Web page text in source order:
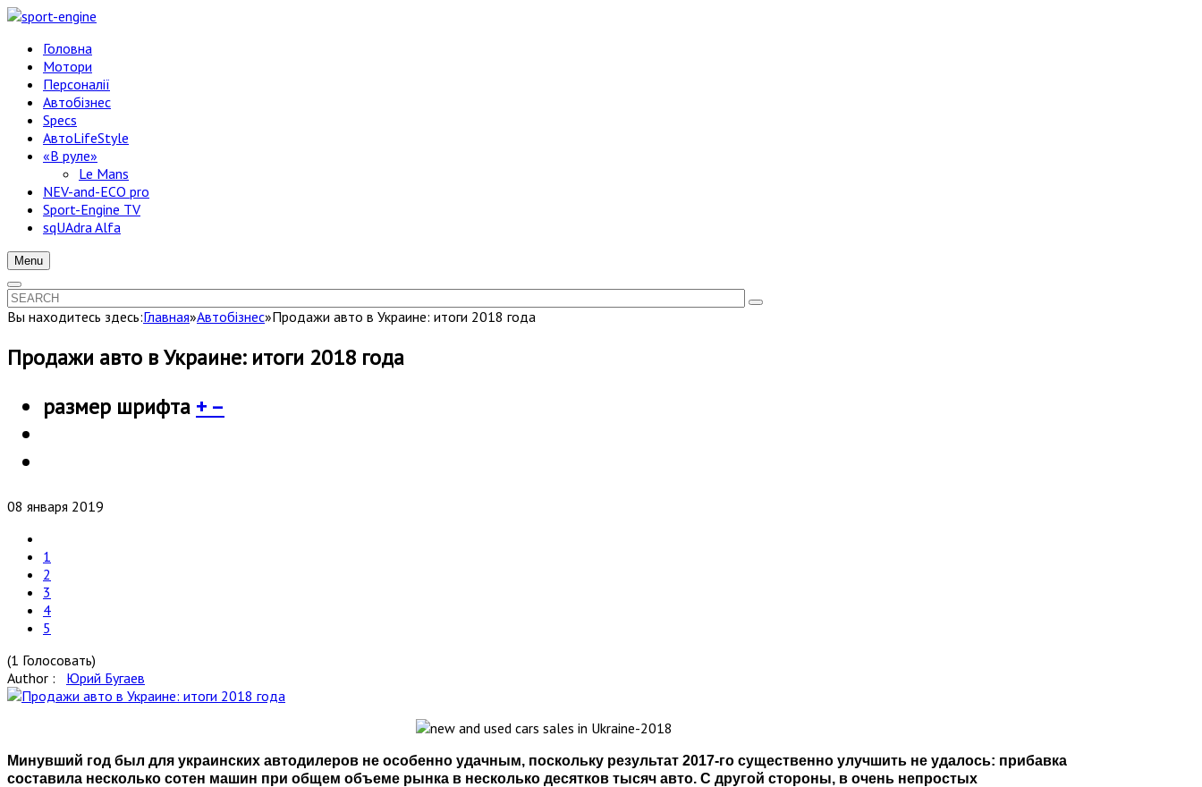
Головна
Мотори
Персоналії
Автобізнес
Specs
АвтоLifeStyle
«В руле»
Le Mans
NEV-and-ECO pro
Sport-Engine TV
sqUAdra Alfa
Menu
Вы находитесь здесь:Главная»Автобізнес»Продажи авто в Украине: итоги 2018 года
Продажи авто в Украине: итоги 2018 года
размер шрифта + –
08 января 2019
1
2
3
4
5
(1 Голосовать)
Author : Юрий Бугаев
Минувший год был для украинских автодилеров не особенно удачным, поскольку результат 2017-го существенно улучшить не удалось: прибавка
составила несколько сотен машин при общем объеме рынка в несколько десятков тысяч авто. С другой стороны, в очень непростых